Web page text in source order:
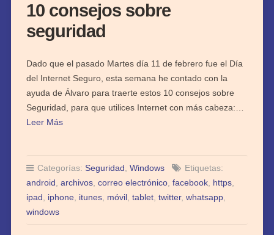
10 consejos sobre
seguridad
Dado que el pasado Martes día 11 de febrero fue el Día
del Internet Seguro, esta semana he contado con la
ayuda de Álvaro para traerte estos 10 consejos sobre
Seguridad, para que utilices Internet con más cabeza:…
Leer Más
Categorías: Seguridad Windows
Etiquetas:
android archivos, correo electrónico, facebook, https,
ipad
iphone, itunes, móvil, tablet, twitter, whatsapp,
windows